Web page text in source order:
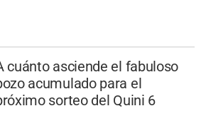
cuánto asciende el fabuloso
acumulado para el
sorteo del Quini 6